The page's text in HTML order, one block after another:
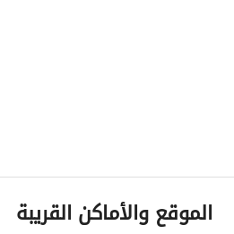
الموقع والأماكن القريبة